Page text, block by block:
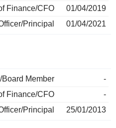
Finance/CFO
01/04/2019
Principal
01/04/2021
Board Member
-
Finance/CFO
-
Principal
25/01/2013